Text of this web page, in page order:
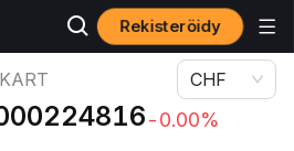
Rekisteröidy
KART
-0.00%
CHF